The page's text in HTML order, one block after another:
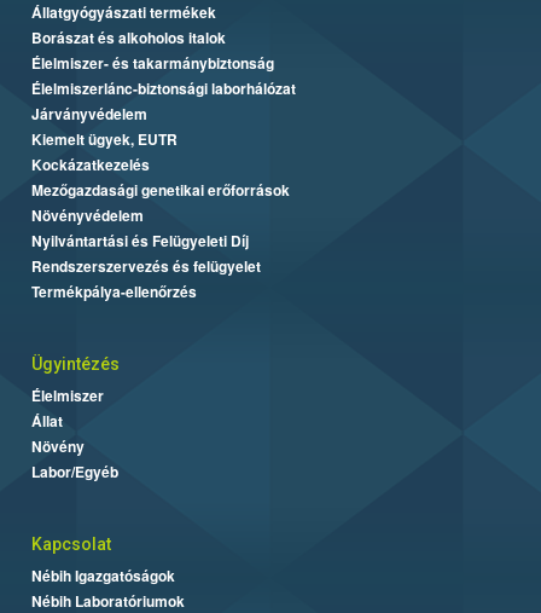
Állatgyógyászati termékek
Borászat és alkoholos italok
Élelmiszer- és takarmánybiztonság
Élelmiszerlánc-biztonsági laborhálózat
Járványvédelem
Kiemelt ügyek, EUTR
Kockázatkezelés
Mezőgazdasági genetikai erőforrások
Növényvédelem
Nyilvántartási és Felügyeleti Díj
Rendszerszervezés és felügyelet
Termékpálya-ellenőrzés
Ügyintézés
Élelmiszer
Állat
Növény
Labor/Egyéb
Kapcsolat
Nébih Igazgatóságok
Nébih Laboratóriumok